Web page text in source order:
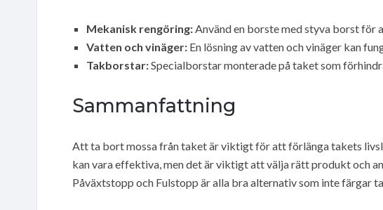
Mekanisk rengöring:Använd en borste med styva borst för
Vatten och vinäger: En lösning av vatten och vinäger kan
Takborstar:Specialborstar monterade på taket som
Sammanfattning
Att ta bort mossa från taket är viktigt för att förlänga takets
kan vara effektiva, men det är viktigt att välja rätt produkt och
Påväxtstopp och Fulstopp är alla bra alternativ som inte färgar